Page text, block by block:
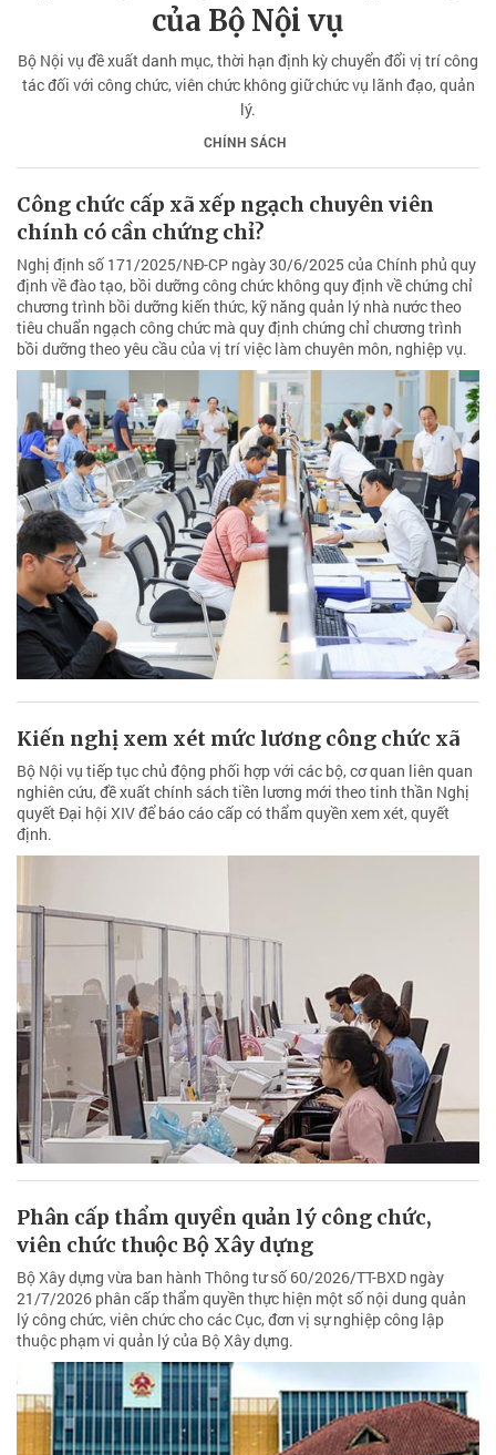
của Bộ Nội vụ
Bộ Nội vụ đề xuất danh mục, thời hạn định kỳ chuyển đổi vị trí công
tác đối với công chức, viên chức không giữ chức vụ lãnh đạo, quản
lý.
CHÍNH SÁCH
Công chức cấp xã xếp ngạch chuyên viên
chính có cần chứng chỉ?
Nghị định số 171/2025/NĐ-CP ngày 30/6/2025 của Chính phủ quy
định về đào tạo, bồi dưỡng công chức không quy định về chứng chỉ
chương trình bồi dưỡng kiến thức, kỹ năng quản lý nhà nước theo
tiêu chuẩn ngạch công chức mà quy định chứng chỉ chương trình
bồi dưỡng theo yêu cầu của vị trí việc làm chuyên môn, nghiệp vụ.
Kiến nghị xem xét mức lương công chức xã
Bộ Nội vụ tiếp tục chủ động phối hợp với các bộ, cơ quan liên quan
nghiên cứu, đề xuất chính sách tiền lương mới theo tinh thần Nghị
quyết Đại hội XIV để báo cáo cấp có thẩm quyền xem xét, quyết
định.
Phân cấp thẩm quyền quản lý công chức,
viên chức thuộc Bộ Xây dựng
Bộ Xây dựng vừa ban hành Thông tư số 60/2026/TT-BXD ngày
21/7/2026 phân cấp thẩm quyền thực hiện một số nội dung quản
lý công chức, viên chức cho các Cục, đơn vị sự nghiệp công lập
thuộc phạm vi quản lý của Bộ Xây dựng.